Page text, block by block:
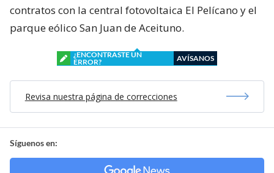
contratos con la central fotovoltaica El Pelícano y el
parque eólico San Juan de Aceituno.
¿ENCONTRASTE UN
ERROR?
AVÍSANOS
Revisa nuestra página de correcciones
Síguenos en: